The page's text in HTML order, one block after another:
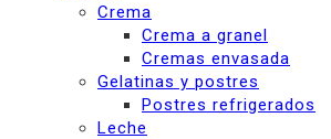
Crema
Crema a granel
Cremas envasada
Gelatinas y postres
Postres refrigerados
Leche